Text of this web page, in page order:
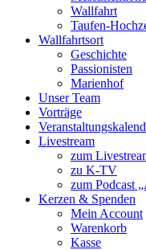
Wallfahrt
Taufen-
Wallfahrtsort
Geschichte
Passionisten
Marienhof
Unser Team
Vorträge
Livestream
zum
zu K-TV
zum Podcast
Kerzen & Spenden
Mein Account
Warenkorb
Kasse